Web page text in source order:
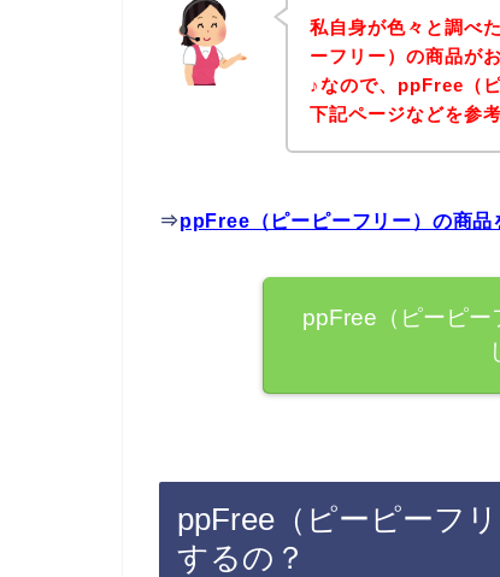
私自身が色々と調べ
ーフリー）の商品が
♪なので、ppFree（
下記ページなどを参
⇒ppFree（ピーピーフリー）の商品
ppFree（ピーピー
ppFree（ピーピーフ
するの？